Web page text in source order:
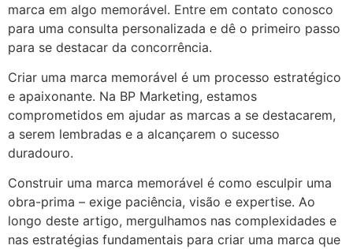
marca em algo memorável. Entre em contato conosco
para uma consulta personalizada e dê o primeiro passo
para se destacar da concorrência.
Criar uma marca memorável é um processo estratégico
e apaixonante. Na BP Marketing, estamos
comprometidos em ajudar as marcas a se destacarem,
a serem lembradas e a alcançarem o sucesso
duradouro.
Construir uma marca memorável é como esculpir uma
obra-prima – exige paciência, visão e expertise. Ao
longo deste artigo, mergulhamos nas complexidades e
nas estratégias fundamentais para criar uma marca que